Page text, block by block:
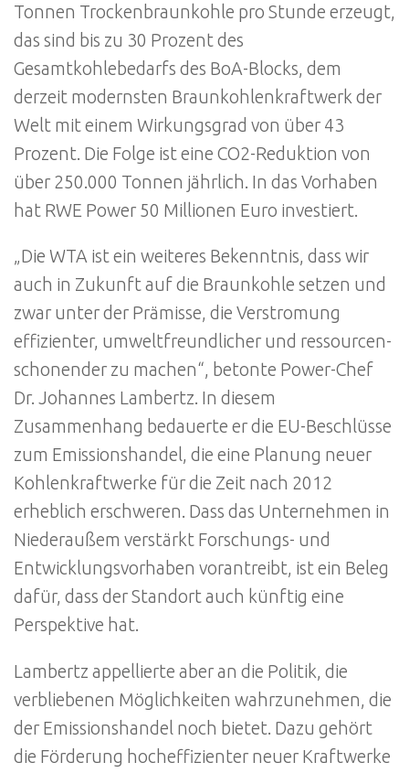
Tonnen Trockenbraunkohle pro Stunde erzeugt,
das sind bis zu 30 Prozent des
Gesamtkohlebedarfs des BoA-Blocks, dem
derzeit modernsten Braunkohlenkraftwerk der
Welt mit einem Wirkungsgrad von über 43
Prozent. Die Folge ist eine CO2-Reduktion von
über 250.000 Tonnen jährlich. In das Vorhaben
hat RWE Power 50 Millionen Euro investiert.
„Die WTA ist ein weiteres Bekenntnis, dass wir
auch in Zukunft auf die Braunkohle setzen und
zwar unter der Prämisse, die Verstromung
effizienter, umweltfreundlicher und ressourcen-
schonender zu machen“, betonte Power-Chef
Dr. Johannes Lambertz. In diesem
Zusammenhang bedauerte er die EU-Beschlüsse
zum Emissionshandel, die eine Planung neuer
Kohlenkraftwerke für die Zeit nach 2012
erheblich erschweren. Dass das Unternehmen in
Niederaußem verstärkt Forschungs- und
Entwicklungsvorhaben vorantreibt, ist ein Beleg
dafür, dass der Standort auch künftig eine
Perspektive hat.
Lambertz appellierte aber an die Politik, die
verbliebenen Möglichkeiten wahrzunehmen, die
der Emissionshandel noch bietet. Dazu gehört
die Förderung hocheffizienter neuer Kraftwerke